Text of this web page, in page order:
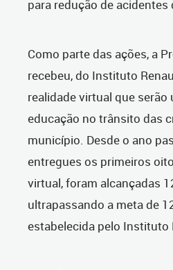
para redução de acidentes
Como parte das ações, a
recebeu, do Instituto
realidade virtual que serão
educação no trânsito das
município. Desde o ano
entregues os primeiros
virtual, foram alcançadas
ultrapassando a meta de
estabelecida pelo Instituto